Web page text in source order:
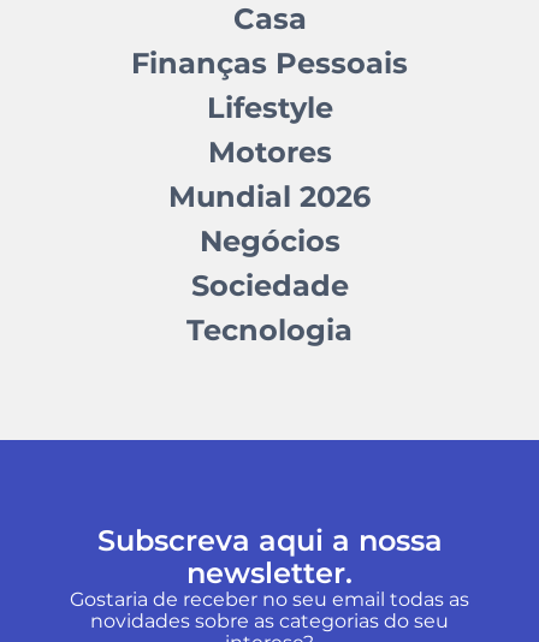
Casa
Finanças Pessoais
Lifestyle
Motores
Mundial 2026
Negócios
Sociedade
Tecnologia
Subscreva aqui a nossa
newsletter.
Gostaria de receber no seu email todas as
novidades sobre as categorias do seu